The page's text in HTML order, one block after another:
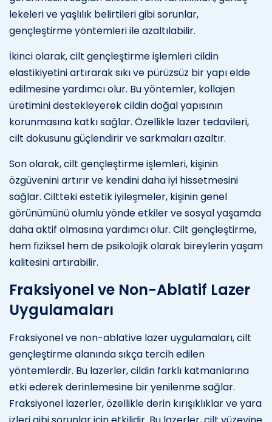
lekeleri ve yaşlılık belirtileri gibi sorunlar,
gençleştirme yöntemleri ile azaltılabilir.
İkinci olarak, cilt gençleştirme işlemleri cildin
elastikiyetini artırarak sıkı ve pürüzsüz bir yapı elde
edilmesine yardımcı olur. Bu yöntemler, kollajen
üretimini destekleyerek cildin doğal yapısının
korunmasına katkı sağlar. Özellikle lazer tedavileri,
cilt dokusunu güçlendirir ve sarkmaları azaltır.
Son olarak, cilt gençleştirme işlemleri, kişinin
özgüvenini artırır ve kendini daha iyi hissetmesini
sağlar. Ciltteki estetik iyileşmeler, kişinin genel
görünümünü olumlu yönde etkiler ve sosyal yaşamda
daha aktif olmasına yardımcı olur. Cilt gençleştirme,
hem fiziksel hem de psikolojik olarak bireylerin yaşam
kalitesini artırabilir.
Fraksiyonel ve Non-Ablatif Lazer
Uygulamaları
Fraksiyonel ve non-ablative lazer uygulamaları, cilt
gençleştirme alanında sıkça tercih edilen
yöntemlerdir. Bu lazerler, cildin farklı katmanlarına
etki ederek derinlemesine bir yenilenme sağlar.
Fraksiyonel lazerler, özellikle derin kırışıklıklar ve yara